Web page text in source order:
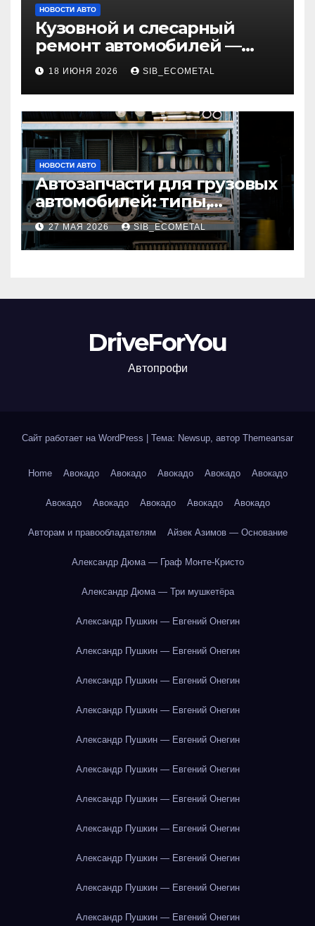
НОВОСТИ АВТО
Кузовной и слесарный
ремонт автомобилей —
наличие оригинальных
запчастей и типичные
сроки выполнения работ
18 ИЮНЯ 2026 SIB_ECOMETAL
НОВОСТИ АВТО
Автозапчасти для грузовых
автомобилей: типы,
совместимость и критерии
подбора
27 МАЯ 2026 SIB_ECOMETAL
DriveForYou
Автопрофи
Сайт работает на WordPress Тема: Newsup, автор Themeansar
Home Авокадо Авокадо Авокадо Авокадо Авокадо
Авокадо Авокадо Авокадо Авокадо Авокадо
Авторам и правообладателям Айзек Азимов — Основание
Александр Дюма — Граф Монте-Кристо
Александр Дюма — Три мушкетёра
Александр Пушкин — Евгений Онегин
Александр Пушкин — Евгений Онегин
Александр Пушкин — Евгений Онегин
Александр Пушкин — Евгений Онегин
Александр Пушкин — Евгений Онегин
Александр Пушкин — Евгений Онегин
Александр Пушкин — Евгений Онегин
Александр Пушкин — Евгений Онегин
Александр Пушкин — Евгений Онегин
Александр Пушкин — Евгений Онегин
Александр Пушкин — Евгений Онегин